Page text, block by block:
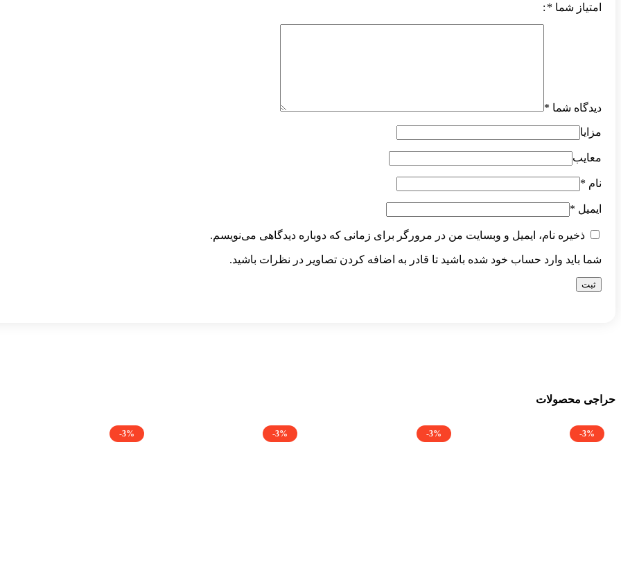
امتیاز شما *
دیدگاه شما *
مزایا
معایب
نام *
ایمیل *
ذخیره نام، ایمیل و وبسایت من در مرورگر برای زمانی که دوباره دیدگاهی می‌نویسم.
شما باید وارد حساب خود شده باشید تا قادر به اضافه کردن تصاویر در نظرات باشید.
حراجی محصولات
-3%
-3%
-3%
-3%